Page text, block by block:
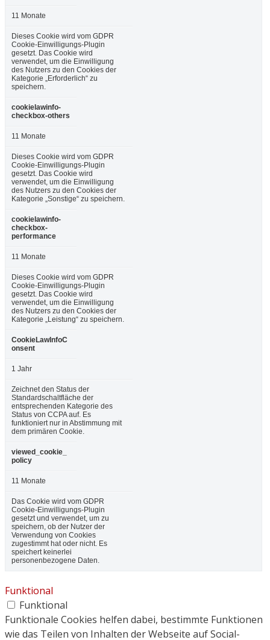
11 Monate
Dieses Cookie wird vom GDPR
Cookie-Einwilligungs-Plugin
gesetzt. Das Cookie wird
verwendet, um die Einwilligung
des Nutzers zu den Cookies der
Kategorie „Erforderlich“ zu
speichern.
cookielawinfo-
checkbox-others
11 Monate
Dieses Cookie wird vom GDPR
Cookie-Einwilligungs-Plugin
gesetzt. Das Cookie wird
verwendet, um die Einwilligung
des Nutzers zu den Cookies der
Kategorie „Sonstige“ zu speichern.
cookielawinfo-
checkbox-
performance
11 Monate
Dieses Cookie wird vom GDPR
Cookie-Einwilligungs-Plugin
gesetzt. Das Cookie wird
verwendet, um die Einwilligung
des Nutzers zu den Cookies der
Kategorie „Leistung“ zu speichern.
CookieLawInfoC
onsent
1 Jahr
Zeichnet den Status der
Standardschaltfläche der
entsprechenden Kategorie des
Status von CCPA auf. Es
funktioniert nur in Abstimmung mit
dem primären Cookie.
viewed_cookie_
policy
11 Monate
Das Cookie wird vom GDPR
Cookie-Einwilligungs-Plugin
gesetzt und verwendet, um zu
speichern, ob der Nutzer der
Verwendung von Cookies
zugestimmt hat oder nicht. Es
speichert keinerlei
personenbezogene Daten.
Funktional
Funktional
Funktionale Cookies helfen dabei, bestimmte Funktionen
wie das Teilen von Inhalten der Webseite auf Social-